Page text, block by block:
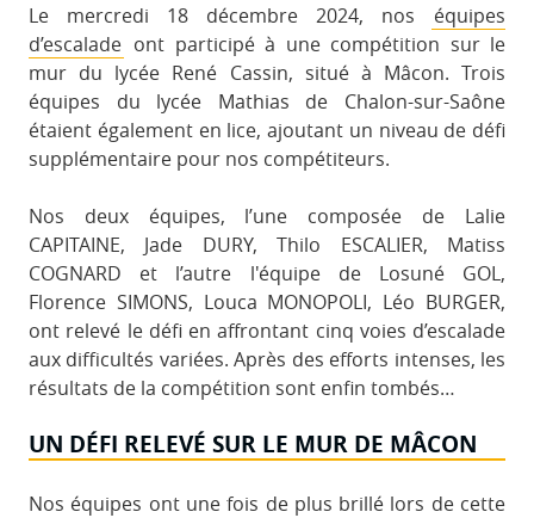
Le mercredi 18 décembre 2024, nos
équipes
d’escalade ont participé à une compétition sur le
mur du lycée René Cassin, situé à Mâcon. Trois
équipes du lycée Mathias de Chalon-sur-Saône
étaient également en lice, ajoutant un niveau de défi
supplémentaire pour nos compétiteurs.
Nos deux équipes, l’une composée de Lalie
CAPITAINE, Jade DURY, Thilo ESCALIER, Matiss
COGNARD et l’autre l'équipe de Losuné GOL,
Florence SIMONS, Louca MONOPOLI, Léo BURGER,
ont relevé le défi en affrontant cinq voies d’escalade
aux difficultés variées. Après des efforts intenses, les
résultats de la compétition sont enfin tombés…
UN DÉFI RELEVÉ SUR LE MUR DE MÂCON
Nos équipes ont une fois de plus brillé lors de cette